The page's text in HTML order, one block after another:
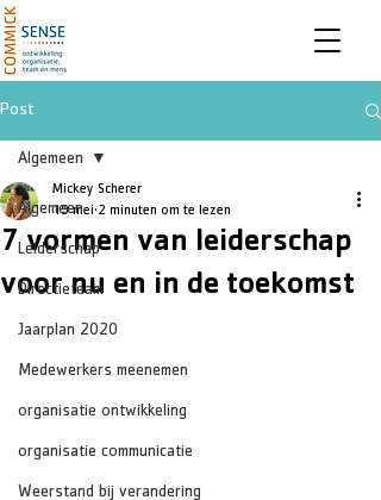
Post
Algemeen
Leiderschap
Directieteam
Jaarplan 2020
Medewerkers meenemen
organisatie ontwikkeling
organisatie communicatie
Weerstand bij verandering
Algemeen
7 vormen van leiderschap
voor nu en in de toekomst
Mickey Scherer
19 mei 2 minuten om te lezen